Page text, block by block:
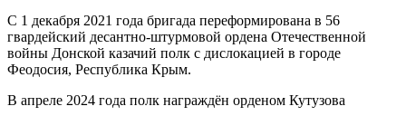
С 1 декабря 2021 года бригада переформирована в 56
гвардейский десантно-штурмовой ордена Отечественной
войны Донской казачий полк с дислокацией в городе
Феодосия, Республика Крым.
В апреле 2024 года полк награждён орденом Кутузова